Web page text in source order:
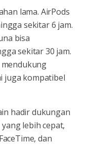
lama. AirPods
sekitar 6 jam.
bisa
sekitar 30 jam.
juga kompatibel
hadir dukungan
lebih cepat,
dan